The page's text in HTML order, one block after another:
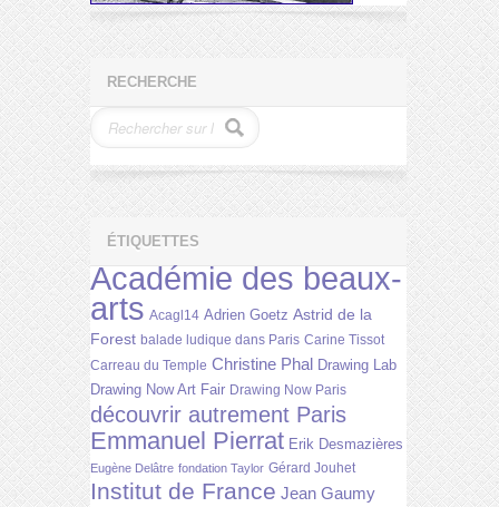
RECHERCHE
ÉTIQUETTES
Académie des beaux-
arts Acagl14 Adrien Goetz Astrid de la
Forest balade ludique dans Paris Carine Tissot
Carreau du Temple Christine Phal Drawing Lab
Drawing Now Art Fair Drawing Now Paris
découvrir autrement Paris
Emmanuel Pierrat Erik Desmazières
Eugène Delâtre fondation Taylor Gérard Jouhet
Institut de France Jean Gaumy